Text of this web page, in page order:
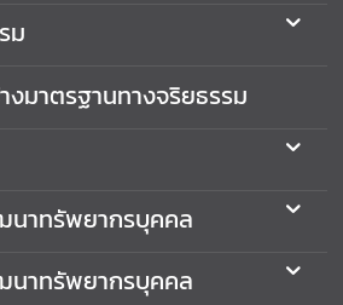
ม
งมาตรฐานทางจริยธรรม
นาทรัพยากรบุคคล
นาทรัพยากรบุคคล